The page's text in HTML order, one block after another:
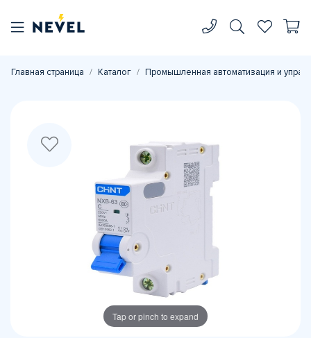
Главная страница Каталог Промышленная автоматизация и
Tap or pinch to expand